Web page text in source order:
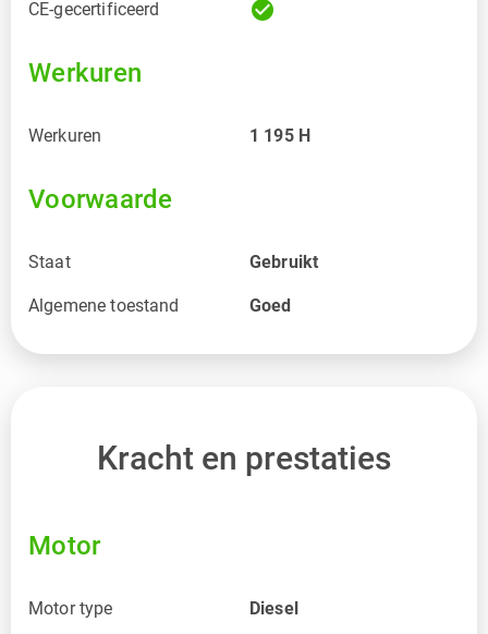
CE-gecertificeerd check_circle
Werkuren
Werkuren 1 195 H
Voorwaarde
Staat Gebruikt
Algemene toestand Goed
Kracht en prestaties
Motor
Motor type Diesel